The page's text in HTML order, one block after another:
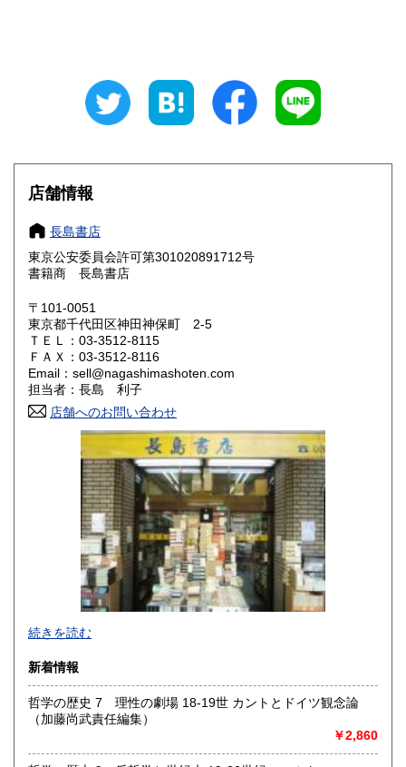
360円 静岡県
奈良県 360円 和歌山県
岡山県 360円
山口県 360円 徳島県
香川県 360円
360円 福岡県
360円 長崎県
360円 大分県
360円 鹿児島県
360円
店舗情報
長島書店
東京公安委員会許可第301020891712号
書籍商 長島書店
〒101-0051
東京都千代田区神田神保町 2-5
ＴＥＬ：03-3512-8115
ＦＡＸ：03-3512-8116
Email：sell@nagashimashoten.com
担当者：長島 利子
店舗へのお問い合わせ
＜神保町店＞は、神田で営業してお陰様で百十余年（創業明
治３５年）書籍雑誌の販売、買入れ、出張での買取を致して
おります。
＜駿河台下店＞は、現在買取専門店としてインターネット
等の通信販売、宅配買取の店として営業致しております
最寄駅：水道橋駅 神保町駅 九段下駅
続きを読む
新着情報
哲学の歴史 7 理性の劇場 18-19世 カントとドイツ観念論
（加藤尚武責任編集）
￥2,860